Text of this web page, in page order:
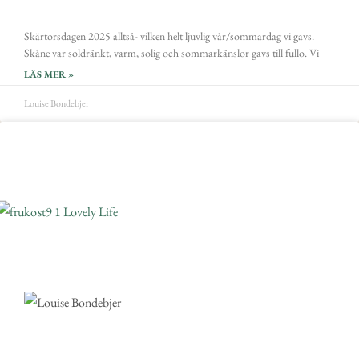
Skärtorsdagen 2025 alltså- vilken helt ljuvlig vår/sommardag vi gavs.
Skåne var soldränkt, varm, solig och sommarkänslor gavs till fullo. Vi
LÄS MER »
Louise Bondebjer